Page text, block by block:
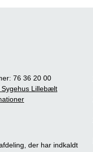
76 36 20 00
Sygehus Lillebælt
der har indkaldt